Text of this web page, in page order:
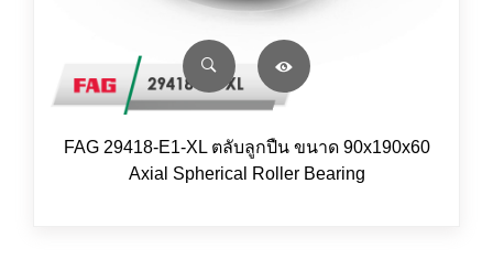
FAG 29418-E1-XL ตลับลูกปืน ขนาด 90x190x60
Axial Spherical Roller Bearing